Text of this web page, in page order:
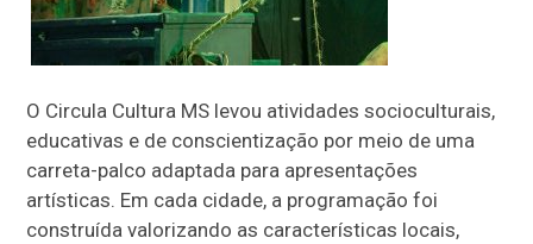
O Circula Cultura MS levou atividades socioculturais,
educativas e de conscientização por meio de uma
carreta-palco adaptada para apresentações
artísticas. Em cada cidade, a programação foi
construída valorizando as características locais,